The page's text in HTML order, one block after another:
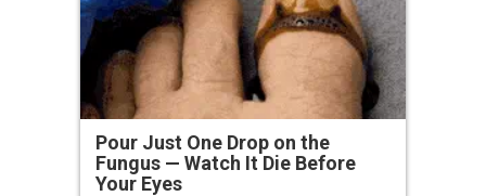
Pour Just One Drop on the
Fungus — Watch It Die Before
Your Eyes